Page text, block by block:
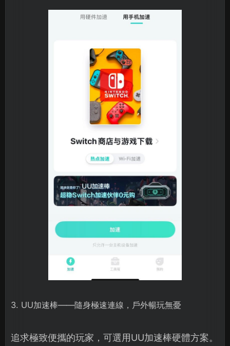
3. UU加速棒——隨身極速連線，戶外暢玩無憂
追求極致便攜的玩家，可選用UU加速棒硬體方案。